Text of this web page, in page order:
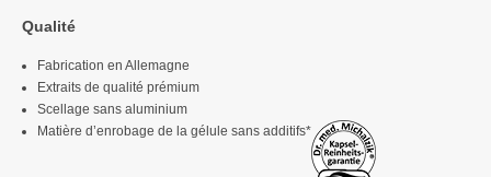
Qualité
Fabrication en Allemagne
Extraits de qualité prémium
Scellage sans aluminium
Matière d’enrobage de la gélule sans additifs*